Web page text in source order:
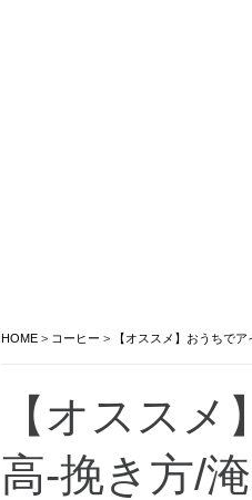
HOME > コーヒー > 【オススメ】おうちで
【オスス
高-挽き方/